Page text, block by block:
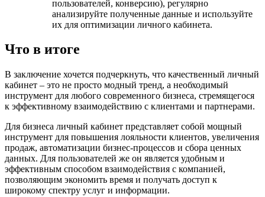
пользователей, конверсию), регулярно
анализируйте полученные данные и используйте
их для оптимизации личного кабинета.
Что в итоге
В заключение хочется подчеркнуть, что качественный личный
кабинет – это не просто модный тренд, а необходимый
инструмент для любого современного бизнеса, стремящегося
к эффективному взаимодействию с клиентами и партнерами.
Для бизнеса личный кабинет представляет собой мощный
инструмент для повышения лояльности клиентов, увеличения
продаж, автоматизации бизнес-процессов и сбора ценных
данных. Для пользователей же он является удобным и
эффективным способом взаимодействия с компанией,
позволяющим экономить время и получать доступ к
широкому спектру услуг и информации.